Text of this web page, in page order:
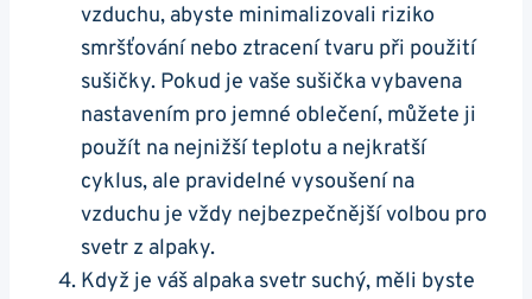
vzduchu, ‍abyste minimalizovali riziko
smršťování nebo ztracení tvaru​ při použití
sušičky. Pokud je⁤ vaše sušička vybavena
nastavením pro jemné oblečení, můžete ji
použít ⁢na‌ nejnižší teplotu a nejkratší
cyklus, ale pravidelné​ vysoušení na
vzduchu je ⁤vždy‍ nejbezpečnější volbou pro ​
svetr z alpaky.
Když je váš alpaka svetr⁤ suchý, měli byste